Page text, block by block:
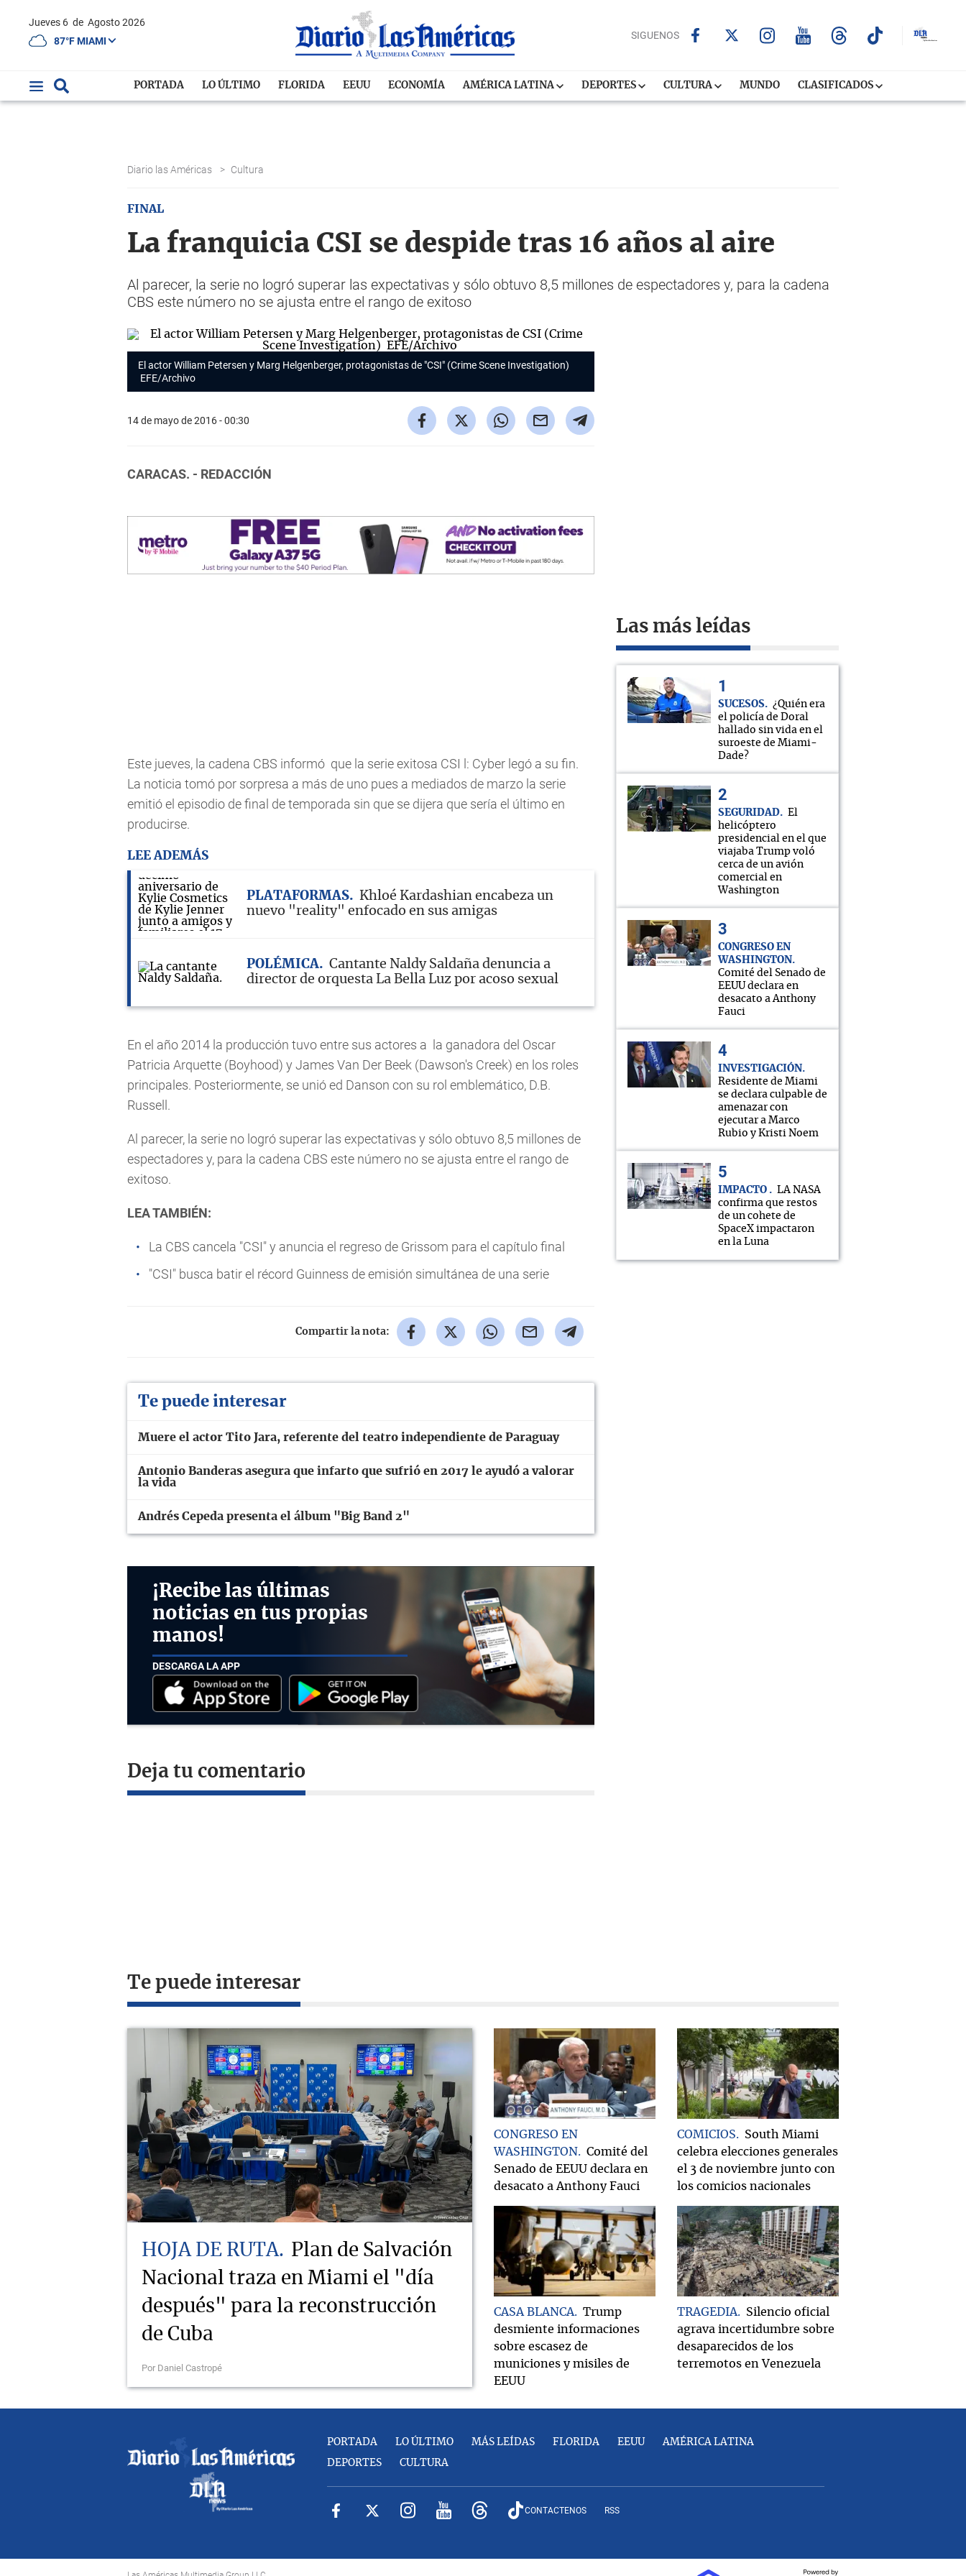
Jueves 6 de Agosto 2026
87°F MIAMI
SIGUENOS
PORTADA LO ÚLTIMO FLORIDA EEUU ECONOMÍA AMÉRICA LATINA DEPORTES CULTURA MUNDO CLASIFICADOS
Diario las Américas > Cultura
FINAL
La franquicia CSI se despide tras 16 años al aire
Al parecer, la serie no logró superar las expectativas y sólo obtuvo 8,5 millones de espectadores y, para la cadena
CBS este número no se ajusta entre el rango de exitoso
El actor William Petersen y Marg Helgenberger, protagonistas de "CSI" (Crime Scene Investigation)
EFE/Archivo
14 de mayo de 2016 - 00:30
CARACAS. - REDACCIÓN
Este jueves, la cadena CBS informó que la serie exitosa CSI l: Cyber legó a su fin.
La noticia tomó por sorpresa a más de uno pues a mediados de marzo la serie
emitió el episodio de final de temporada sin que se dijera que sería el último en
producirse.
LEE ADEMÁS
PLATAFORMAS
Khloé Kardashian encabeza un
nuevo "reality" enfocado en sus amigas
POLÉMICA
Cantante Naldy Saldaña denuncia a
director de orquesta La Bella Luz por acoso sexual
En el año 2014 la producción tuvo entre sus actores a la ganadora del Oscar
Patricia Arquette (Boyhood) y James Van Der Beek (Dawson's Creek) en los roles
principales. Posteriormente, se unió ed Danson con su rol emblemático, D.B.
Russell.
Al parecer, la serie no logró superar las expectativas y sólo obtuvo 8,5 millones de
espectadores y, para la cadena CBS este número no se ajusta entre el rango de
exitoso.
LEA TAMBIÉN:
La CBS cancela "CSI" y anuncia el regreso de Grissom para el capítulo final
"CSI" busca batir el récord Guinness de emisión simultánea de una serie
Compartir la nota:
Te puede interesar
Muere el actor Tito Jara, referente del teatro independiente de Paraguay
Antonio Banderas asegura que infarto que sufrió en 2017 le ayudó a valorar
la vida
Andrés Cepeda presenta el álbum "Big Band 2"
¡Recibe las últimas
noticias en tus propias
manos!
DESCARGA LA APP
Deja tu comentario
Las más leídas
SUCESOS
¿Quién era
el policía de Doral
hallado sin vida en el
suroeste de Miami-
Dade?
SEGURIDAD
El
helicóptero
presidencial en el que
viajaba Trump voló
cerca de un avión
comercial en
Washington
CONGRESO EN
WASHINGTON
Comité del Senado de
EEUU declara en
desacato a Anthony
Fauci
INVESTIGACIÓN
Residente de Miami
se declara culpable de
amenazar con
ejecutar a Marco
Rubio y Kristi Noem
IMPACTO
LA NASA
confirma que restos
de un cohete de
SpaceX impactaron
en la Luna
Te puede interesar
HOJA DE RUTA
Plan de Salvación
Nacional traza en Miami el "día
después" para la reconstrucción
de Cuba
Por Daniel Castropé
CONGRESO EN
WASHINGTON
Comité del
Senado de EEUU declara en
desacato a Anthony Fauci
COMICIOS
South Miami
celebra elecciones generales
el 3 de noviembre junto con
los comicios nacionales
CASA BLANCA
Trump
desmiente informaciones
sobre escasez de
municiones y misiles de
EEUU
TRAGEDIA
Silencio oficial
agrava incertidumbre sobre
desaparecidos de los
terremotos en Venezuela
PORTADA LO ÚLTIMO MÁS LEÍDAS FLORIDA EEUU AMÉRICA LATINA
DEPORTES CULTURA
CONTACTENOS RSS